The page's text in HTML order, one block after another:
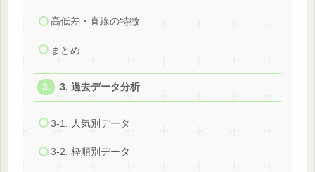
高低差・直線の特徴
まとめ
3. 過去データ分析
3-1. 人気別データ
3-2. 枠順別データ